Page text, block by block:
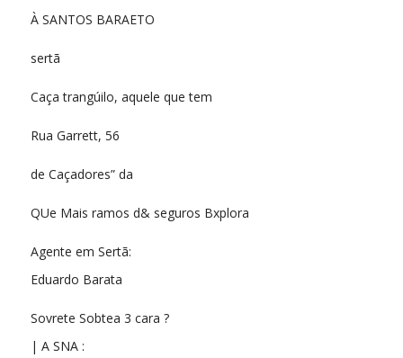
À SANTOS BARAETO
sertã
Caça trangúilo, aquele que tem
Rua Garrett, 56
de Caçadores” da
QUe Mais ramos d& seguros Bxplora
Agente em Sertã:
Eduardo Barata
Sovrete Sobtea 3 cara ?
| A SNA :